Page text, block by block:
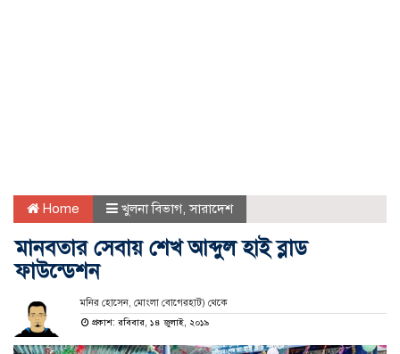
Home খুলনা বিভাগ,সারাদেশ
মানবতার সেবায় শেখ আব্দুল হাই ব্লাড
ফাউন্ডেশন
মনির হোসেন, মোংলা বোগেরহাট) থেকে
প্রকাশ: রবিবার, ১৪ জুলাই, ২০১৯